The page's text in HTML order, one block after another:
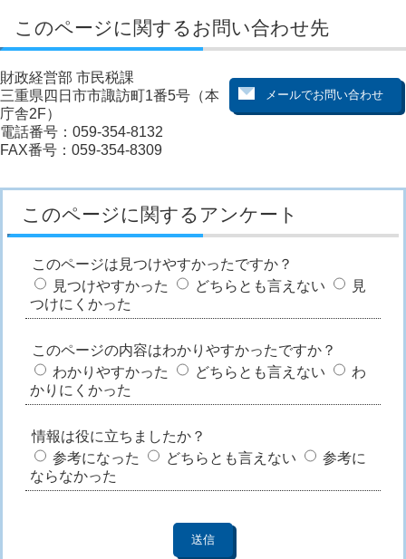
このページに関するお問い合わせ先
財政経営部 市民税課
三重県四日市市諏訪町1番5号（本
庁舎2F）
電話番号：059-354-8132
FAX番号：059-354-8309
このページに関するアンケート
このページは見つけやすかったですか？
見つけやすかった
どちらとも言えない
見
つけにくかった
このページの内容はわかりやすかったですか？
わかりやすかった
どちらとも言えない
わ
かりにくかった
情報は役に立ちましたか？
参考になった
どちらとも言えない
参考に
ならなかった